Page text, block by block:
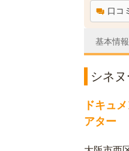
口コ
基本情報
シネ
ドキュ
アター